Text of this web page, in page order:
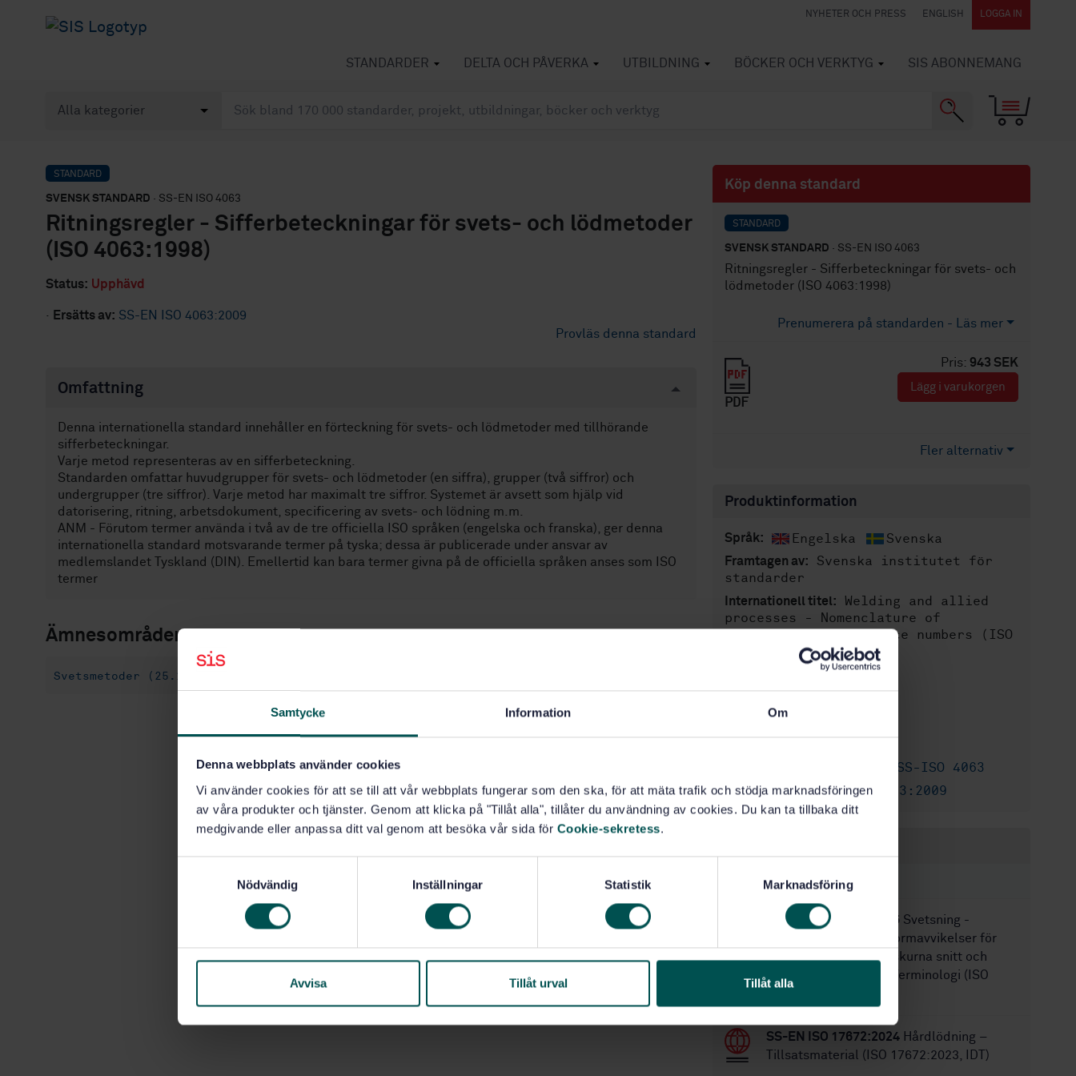
Samtycke Information Om
Denna webbplats använder cookies
Vi använder cookies för att se till att vår webbplats fungerar som den ska, för att mäta trafik och stödja marknadsföringen
av våra produkter och tjänster. Genom att klicka på "Tillåt alla", tillåter du användning av cookies. Du kan ta tillbaka ditt
medgivande eller anpassa ditt val genom att besöka vår sida för Cookie-sekretess.
s
Nödvändig Inställningar Statistik Marknadsföring
Avvisa Tillåt urval Tillåt alla
NYHETER OCH PRESS ENGLISH LOGGA IN
STANDARDER DELTA OCH PÅVERKA UTBILDNING BÖCKER OCH VERKTYG SIS ABONNEMANG
STANDARD
SVENSK STANDARD · SS-EN ISO 4063
Ritningsregler - Sifferbeteckningar för svets- och lödmetoder
(ISO 4063:1998)
Status: Upphävd
· Ersätts av: SS-EN ISO 4063:2009
Provläs denna standard
Omfattning
Denna internationella standard innehåller en förteckning för svets- och lödmetoder med tillhörande
sifferbeteckningar.
Varje metod representeras av en sifferbeteckning.
Standarden omfattar huvudgrupper för svets- och lödmetoder (en siffra), grupper (två siffror) och
undergrupper (tre siffror). Varje metod har maximalt tre siffror. Systemet är avsett som hjälp vid
datorisering, ritning, arbetsdokument, specificering av svets- och lödning m.m.
ANM - Förutom termer använda i två av de tre officiella ISO språken (engelska och franska), ger denna
internationella standard motsvarande termer på tyska; dessa är publicerade under ansvar av
medlemslandet Tyskland (DIN). Emellertid kan bara termer givna på de officiella språken anses som ISO
termer
Ämnesområden
Svetsmetoder (25.160.10)
Köp denna standard
STANDARD
SVENSK STANDARD · SS-EN ISO 4063
Ritningsregler - Sifferbeteckningar för svets- och
lödmetoder (ISO 4063:1998)
Prenumerera på standarden - Läs mer
Pris: 943 SEK
PDF
Lägg i varukorgen
Fler alternativ
Produktinformation
Språk: Engelska Svenska
Framtagen av:
Svenska institutet för
standarder
Internationell titel:
Welding and allied
processes - Nomenclature of
processes and reference numbers (ISO
4063:1998)
STD-28568
Fastställd:
SS-ISO 4063
Ersätts av: SS-EN ISO 4063:2009
STANDARDER
SS-EN ISO 17658:2015 Svetsning -
Diskontinuiteter och formavvikelser för
gasskurna snitt, laserskurna snitt och
plasmaskurna snitt - Terminologi (ISO
SS-EN ISO 17672:2024 Hårdlödning –
Tillsatsmaterial (ISO 17672:2023, IDT)